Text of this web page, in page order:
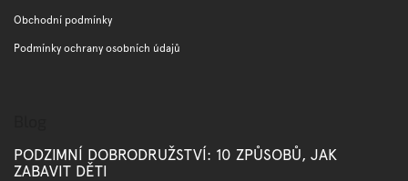
Obchodní podmínky
Podmínky ochrany osobních údajů
PODZIMNÍ DOBRODRUŽSTVÍ: 10 ZPŮSOBŮ, JAK
ZABAVIT DĚTI